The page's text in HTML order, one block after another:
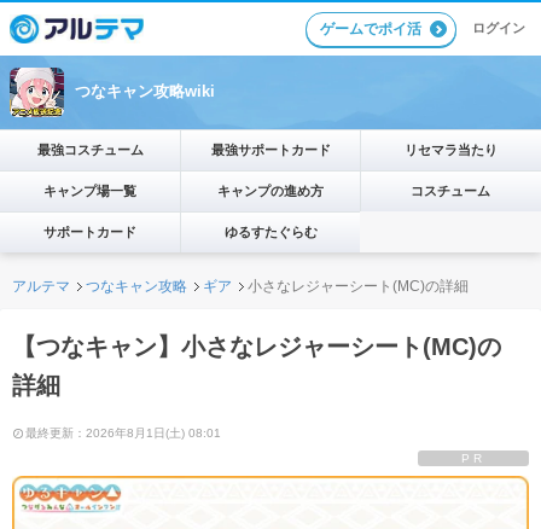
ゲームでポイ活 ログイン
つなキャン攻略wiki
最強コスチューム 最強サポートカード リセマラ当たり
キャンプ場一覧 キャンプの進め方 コスチューム
サポートカード ゆるすたぐらむ
アルテマ つなキャン攻略 ギア 小さなレジャーシート(MC)の詳細
【つなキャン】小さなレジャーシート(MC)の
詳細
最終更新：2026年8月1日(土) 08:01
PR